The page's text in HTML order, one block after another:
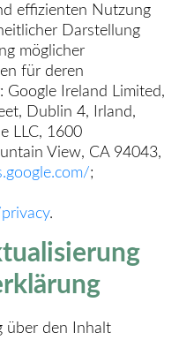
effizienten Nutzung
Darstellung
möglicher
für deren
Google Ireland Limited,
Dublin 4, Irland,
LLC, 1600
View, CA 94043,
;
.
über den Inhalt